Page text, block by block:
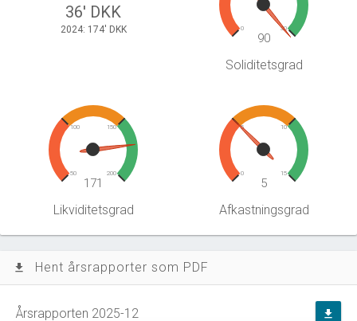
36' DKK
2024: 174' DKK 0 30
90
Soliditetsgrad
50
100 150
200
171
Likviditetsgrad
0
5 10
15
5
Afkastningsgrad
file_download Hent årsrapporter som PDF
Årsrapporten 2025-12 file_download